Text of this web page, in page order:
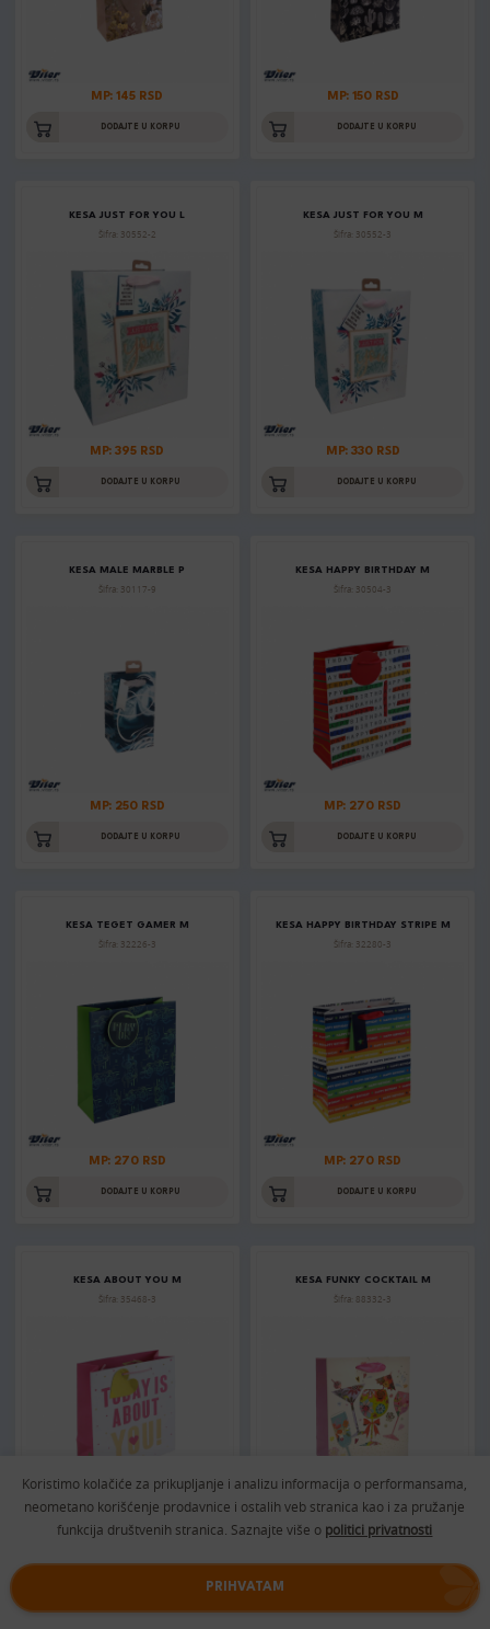
MP: 145 RSD
DODAJTE U KORPU
MP: 150 RSD
DODAJTE U KORPU
KESA JUST FOR YOU L
Šifra: 30552-2
MP: 395 RSD
DODAJTE U KORPU
KESA JUST FOR YOU M
Šifra: 30552-3
MP: 330 RSD
DODAJTE U KORPU
KESA MALE MARBLE P
Šifra: 30117-9
MP: 250 RSD
DODAJTE U KORPU
KESA HAPPY BIRTHDAY M
Šifra: 30504-3
MP: 270 RSD
DODAJTE U KORPU
KESA TEGET GAMER M
Šifra: 32226-3
MP: 270 RSD
DODAJTE U KORPU
KESA HAPPY BIRTHDAY STRIPE M
Šifra: 32280-3
MP: 270 RSD
DODAJTE U KORPU
KESA ABOUT YOU M
Šifra: 35468-3
MP: 333 RSD
KESA FUNKY COCKTAIL M
Šifra: 88332-3
Koristimo kolačiće za prikupljanje i analizu informacija o performansama,
neometano korišćenje prodavnice i ostalih veb stranica kao i za pružanje
funkcija društvenih stranica. Saznajte više o politici privatnosti
PRIHVATAM